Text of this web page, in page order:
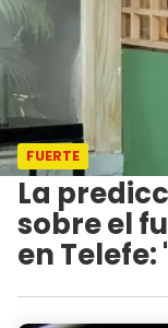
FUERTE
La
sobre el
en